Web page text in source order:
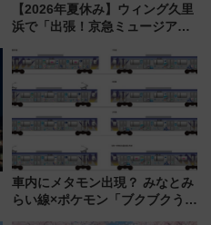
【2026年夏休み】ウィング久里
浜で「出張！京急ミュージア
ラリーや子ども制服撮影も
車内にメタモン出現？ みなとみ
らい線×ポケモン「ブクブクうみ